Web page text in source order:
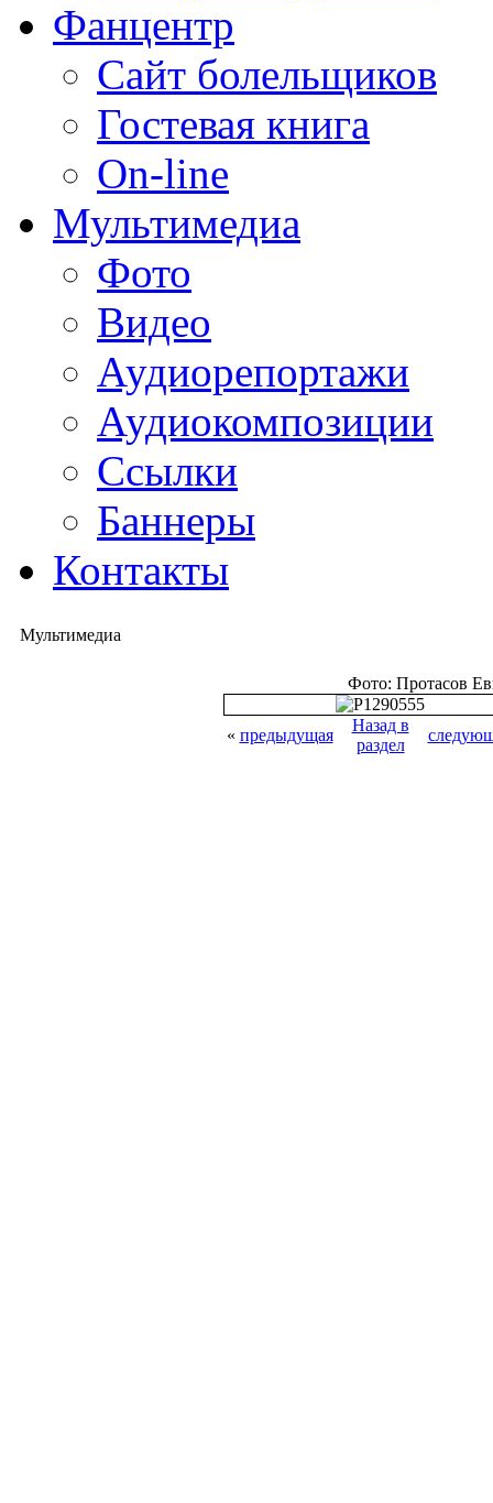
Фанцентр
Сайт болельщиков
Гостевая книга
On-line
Мультимедиа
Фото
Видео
Аудиорепортажи
Аудиокомпозиции
Ссылки
Баннеры
Контакты
Мультимедиа
Фото: Протасов
« предыдущая
Назад в
раздел